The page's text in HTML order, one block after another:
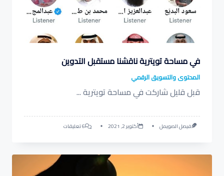
في مساحة تويترية ناقشنا مستقبل التدوين
المحتوى والتسويق الرقمي
قبل قليل شاركت في مساحة تويترية...
فيصل الصويمل أكتوبر 2, 2021 6 تعليقات على
ناقشنا
مستقبل
التدوين